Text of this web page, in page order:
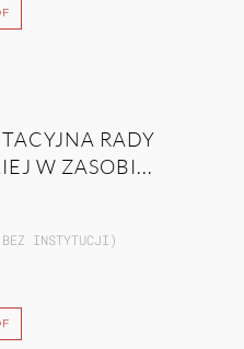
RADY
W ZASOBI...
INSTYTUCJI)